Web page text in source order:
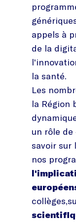
appels à
de la
la santé.
Les
la Région
un rôle
savoir sur
nos